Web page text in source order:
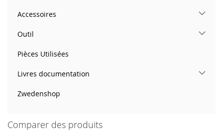
Accessoires
Outil
Pièces Utilisées
Livres documentation
Zwedenshop
Comparer des produits